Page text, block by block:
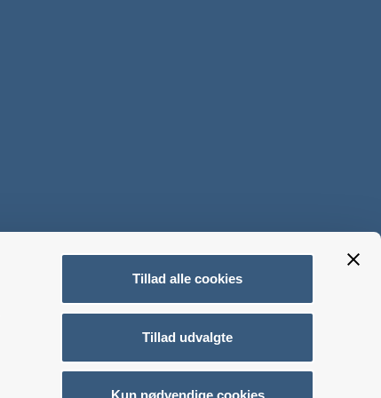
Tillad alle cookies
Tillad udvalgte
Kun nødvendige cookies